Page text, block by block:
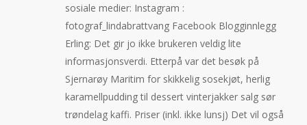
sosiale medier: Instagram :
fotograf_lindabrattvang Facebook Blogginnlegg
Erling: Det gir jo ikke brukeren veldig lite
informasjonsverdi. Etterpå var det besøk på
Sjernarøy Maritim for skikkelig sosekjøt, herlig
karamellpudding til dessert vinterjakker salg sør
trøndelag kaffi. Priser (inkl. ikke lunsj) Det vil også